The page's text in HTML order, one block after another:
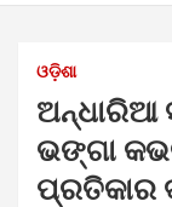
ଓଡ଼ିଶା
ଅନ୍ଧାରିଆ
ଭଙ୍ଗା
ପ୍ରତିକାର